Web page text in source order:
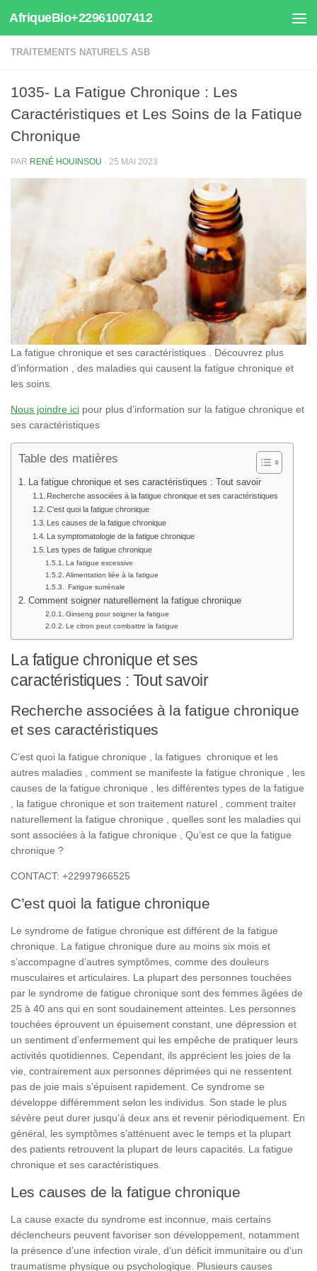
Au dessous du contenu
AfriqueBio+22961007412
TRAITEMENTS NATURELS ASB
1035- La Fatigue Chronique : Les
Caractéristiques et Les Soins de la Fatique
Chronique
PAR RENÉ HOUINSOU · 25 MAI 2023
La fatigue chronique et ses caractéristiques . Découvrez plus
d’information , des maladies qui causent la fatigue chronique et
les soins.
Nous joindre ici pour plus d’information sur la fatigue chronique et
ses caractéristiques
Table des matières
La fatigue chronique et ses caractéristiques : Tout savoir
Recherche associées à la fatigue chronique et ses caractéristiques
C’est quoi la fatigue chronique
Les causes de la fatigue chronique
La symptomatologie de la fatigue chronique
Les types de fatigue chronique
La fatigue excessive
Alimentation liée à la fatigue
Fatigue surrénale
Comment soigner naturellement la fatigue chronique
Ginseng pour soigner la fatigue
Le citron peut combattre la fatigue
La fatigue chronique et ses
caractéristiques : Tout savoir
Recherche associées à la fatigue chronique
et ses caractéristiques
C’est quoi la fatigue chronique , la fatigues chronique et les
autres maladies , comment se manifeste la fatigue chronique , les
causes de la fatigue chronique , les différentes types de la fatigue
, la fatigue chronique et son traitement naturel , comment traiter
naturellement la fatigue chronique , quelles sont les maladies qui
sont associées à la fatigue chronique , Qu’est ce que la fatigue
chronique ?
CONTACT: +22997966525
C’est quoi la fatigue chronique
Le syndrome de fatigue chronique est différent de la fatigue
chronique. La fatigue chronique dure au moins six mois et
s’accompagne d’autres symptômes, comme des douleurs
musculaires et articulaires. La plupart des personnes touchées
par le syndrome de fatigue chronique sont des femmes âgées de
25 à 40 ans qui en sont soudainement atteintes. Les personnes
touchées éprouvent un épuisement constant, une dépression et
un sentiment d’enfermement qui les empêche de pratiquer leurs
activités quotidiennes. Cependant, ils apprécient les joies de la
vie, contrairement aux personnes déprimées qui ne ressentent
pas de joie mais s’épuisent rapidement. Ce syndrome se
développe différemment selon les individus. Son stade le plus
sévère peut durer jusqu’à deux ans et revenir périodiquement. En
général, les symptômes s’atténuent avec le temps et la plupart
des patients retrouvent la plupart de leurs capacités. La fatigue
chronique et ses caractéristiques.
Les causes de la fatigue chronique
La cause exacte du syndrome est inconnue, mais certains
déclencheurs peuvent favoriser son développement, notamment
la présence d’une infection virale, d’un déficit immunitaire ou d’un
traumatisme physique ou psychologique. Plusieurs causes